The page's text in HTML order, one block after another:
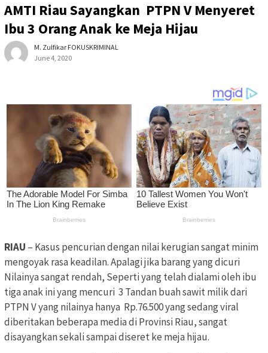
AMTI Riau Sayangkan PTPN V Menyeret
Ibu 3 Orang Anak ke Meja Hijau
M. Zulfikar FOKUSKRIMINAL
June 4, 2020
RIAU – Kasus pencurian dengan nilai kerugian sangat minim
mengoyak rasa keadilan. Apalagi jika barang yang dicuri
Nilainya sangat rendah, Seperti yang telah dialami oleh ibu
tiga anak ini yang mencuri 3 Tandan buah sawit milik dari
PTPN V yang nilainya hanya Rp.76.500 yang sedang viral
diberitakan beberapa media di Provinsi Riau, sangat
disayangkan sekali sampai diseret ke meja hijau.